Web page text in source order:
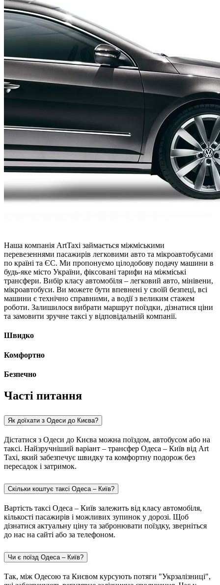
Наша компанія ArtTaxi займається міжміськими
перевезеннями пасажирів легковими авто та мікроавтобусами
по країні та ЄС. Ми пропонуємо цілодобову подачу машини в
будь-яке місто України, фіксовані тарифи на міжміські
трансфери. Вибір класу автомобіля – легковий авто, мінівени,
мікроавтобуси. Ви можете бути впевнені у своїй безпеці, всі
машини є технічно справними, а водії з великим стажем
роботи. Залишилося вибрати маршрут поїздки, дізнатися ціни
та замовити зручне таксі у відповідальній компанії.
Швидко
Комфортно
Безпечно
Часті питання
Як доїхати з Одеси до Києва?
Дістатися з Одеси до Києва можна поїздом, автобусом або на
таксі. Найзручніший варіант – трансфер Одеса – Київ від Art
Taxi, який забезпечує швидку та комфортну подорож без
пересадок і затримок.
Скільки коштує таксі Одеса – Київ?
Вартість таксі Одеса – Київ залежить від класу автомобіля,
кількості пасажирів і можливих зупинок у дорозі. Щоб
дізнатися актуальну ціну та забронювати поїздку, зверніться
до нас на сайті або за телефоном.
Чи є поїзд Одеса – Київ?
Так, між Одесою та Києвом курсують потяги "Укрзалізниці",